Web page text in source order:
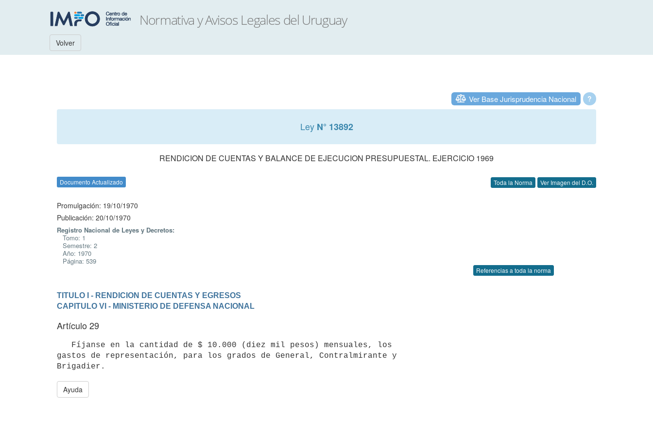
Volver
?
Ver Base Jurisprudencia Nacional
Ley N° 13892
RENDICION DE CUENTAS Y BALANCE DE EJECUCION PRESUPUESTAL. EJERCICIO 1969
Documento Actualizado Toda la Norma Ver Imagen del D.O.
Promulgación: 19/10/1970
Publicación: 20/10/1970
Registro Nacional de Leyes y Decretos:
Tomo: 1
Semestre: 2
Año: 1970
Página: 539
Referencias a toda la norma
TITULO I - RENDICION DE CUENTAS Y EGRESOS
CAPITULO VI - MINISTERIO DE DEFENSA NACIONAL
Artículo 29
gastos de representación, para los grados de General, Contralmirante y
Ayuda